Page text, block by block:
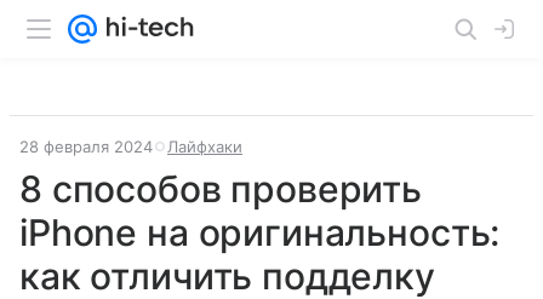
28 февраля 2024 Лайфхаки
8 способов проверить
iPhone на оригинальность:
как отличить подделку